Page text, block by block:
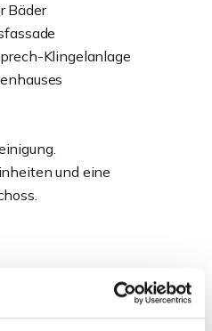
Bäder
Klingelanlage
und eine